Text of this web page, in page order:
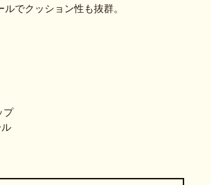
ルでクッション性も抜群。
プ